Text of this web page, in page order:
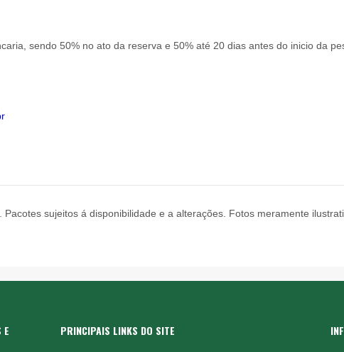
sendo 50% no ato da reserva e 50% até 20 dias antes do inicio da
sujeitos á disponibilidade e a alterações. Fotos meramente
E
PRINCIPAIS LINKS DO SITE